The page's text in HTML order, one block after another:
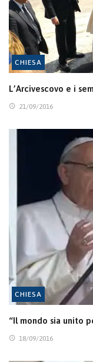
CHIESA
L’Arcivescovo e i
21/09/2016
CHIESA
“Il mondo sia unito
18/09/2016